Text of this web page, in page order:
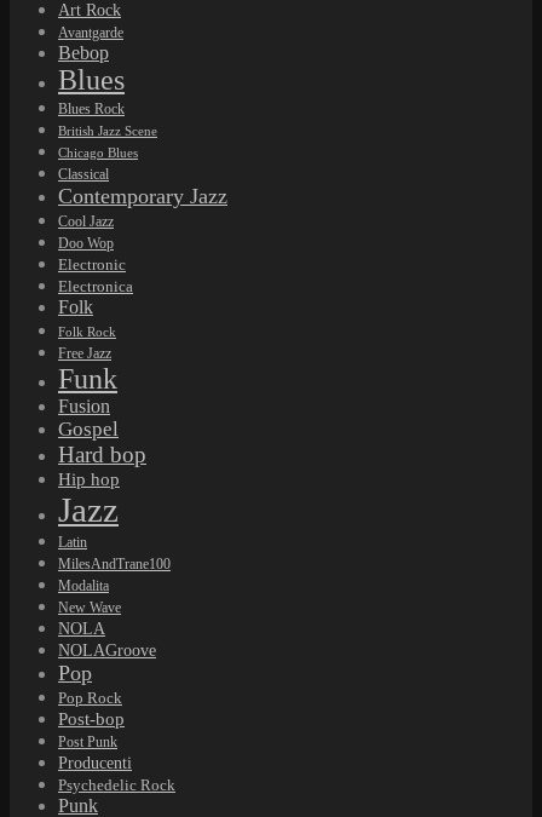
Art Rock
Avantgarde
Bebop
Blues
Blues Rock
British Jazz Scene
Chicago Blues
Classical
Contemporary Jazz
Cool Jazz
Doo Wop
Electronic
Electronica
Folk
Folk Rock
Free Jazz
Funk
Fusion
Gospel
Hard bop
Hip hop
Jazz
Latin
MilesAndTrane100
Modalita
New Wave
NOLA
NOLAGroove
Pop
Pop Rock
Post-bop
Post Punk
Producenti
Psychedelic Rock
Punk